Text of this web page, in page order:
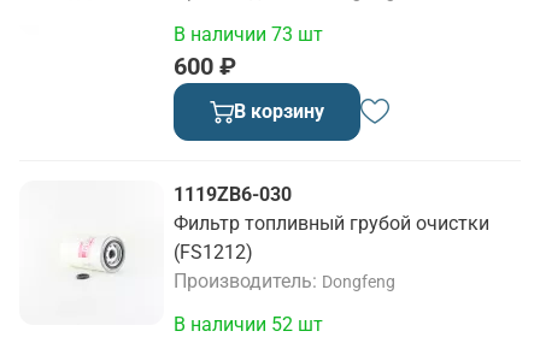
600 ₽
В наличии 73 шт
В корзину
1119ZB6-030
Фильтр топливный грубой очистки
(FS1212)
Производитель
Dongfeng
В наличии 52 шт